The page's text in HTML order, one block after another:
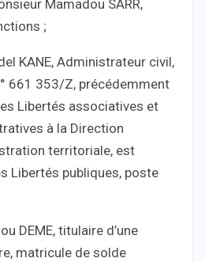
Mamadou SARR,
;
KANE, Administrateur civil,
661 353/Z, précédemment
Libertés associatives et
à la Direction
territoriale, est
Libertés publiques, poste
DEME, titulaire d’une
matricule de solde